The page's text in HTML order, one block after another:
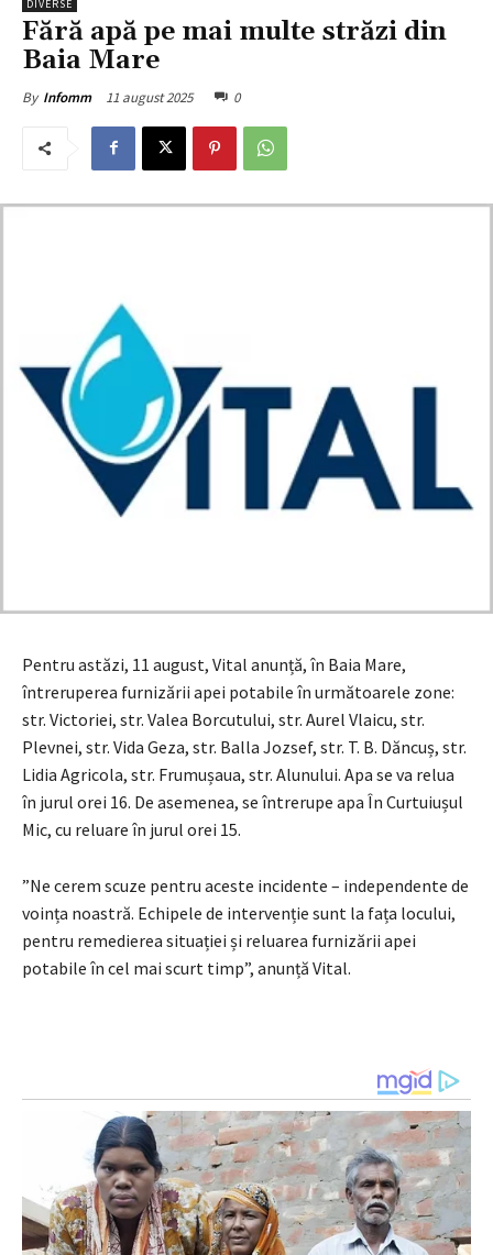
DIVERSE
Fără apă pe mai multe străzi din
Baia Mare
By Infomm 11 august 2025 0
Pentru astăzi, 11 august, Vital anunță, în Baia Mare,
întreruperea furnizării apei potabile în următoarele zone:
str. Victoriei, str. Valea Borcutului, str. Aurel Vlaicu, str.
Plevnei, str. Vida Geza, str. Balla Jozsef, str. T. B. Dăncuș, str.
Lidia Agricola, str. Frumușaua, str. Alunului. Apa se va relua
în jurul orei 16. De asemenea, se întrerupe apa În Curtuiușul
Mic, cu reluare în jurul orei 15.
”Ne cerem scuze pentru aceste incidente – independente de
voința noastră. Echipele de intervenție sunt la fața locului,
pentru remedierea situației și reluarea furnizării apei
potabile în cel mai scurt timp”, anunță Vital.